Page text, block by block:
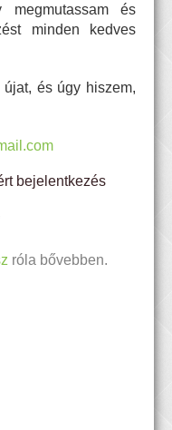
megmutassam és
minden kedves
és úgy hiszem,
bejelentkezés
róla bővebben.